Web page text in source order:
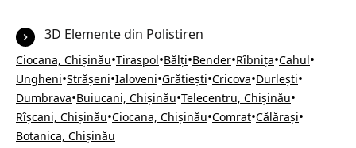
3D Elemente din Polistiren
Ciocana, Chișinău•Tiraspol•Bălți•Bender•Rîbnița•Cahul•
Ungheni•Strășeni•Ialoveni•Grătiești•Cricova•Durlești•
Dumbrava•Buiucani, Chișinău•Telecentru, Chișinău•
Rîșcani, Chișinău•Ciocana, Chișinău•Comrat•Călărași•
Botanica, Chișinău